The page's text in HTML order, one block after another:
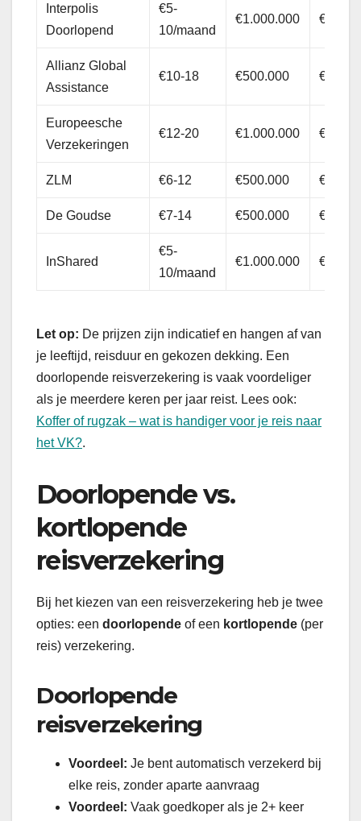
Interpolis
Doorlopend
€5-
10/maand
€1.000.000 €5.000
Allianz Global
Assistance
€10-18 €500.000 €2.000
Europeesche
Verzekeringen
€12-20 €1.000.000 €3.000
ZLM €6-12 €500.000 €2.000
De Goudse €7-14 €500.000 €2.500
InShared
€5-
10/maand
€1.000.000 €2.500
Let op: De prijzen zijn indicatief en hangen af van
je leeftijd, reisduur en gekozen dekking. Een
doorlopende reisverzekering is vaak voordeliger
als je meerdere keren per jaar reist. Lees ook:
Koffer of rugzak – wat is handiger voor je reis naar
het VK?.
Doorlopende vs.
kortlopende
reisverzekering
Bij het kiezen van een reisverzekering heb je twee
opties: een doorlopende of een kortlopende (per
reis) verzekering.
Doorlopende
reisverzekering
Voordeel: Je bent automatisch verzekerd bij
elke reis, zonder aparte aanvraag
Voordeel: Vaak goedkoper als je 2+ keer